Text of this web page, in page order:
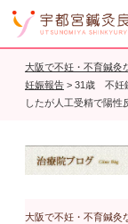
大阪で不妊・不育鍼灸
妊娠報告 > 31歳 不妊
したが人工受精で陽性
大阪で不妊・不育鍼灸